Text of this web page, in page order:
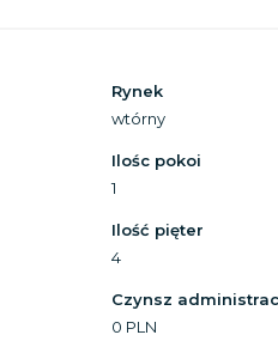
Rynek
wtórny
Ilośc pokoi
1
Ilość pięter
4
Czynsz
0 PLN